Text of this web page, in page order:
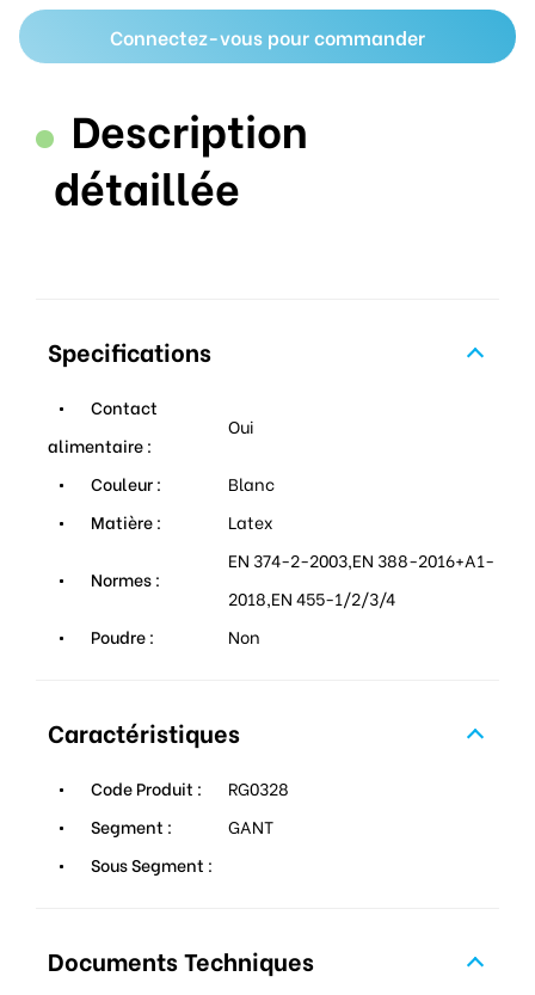
Connectez-vous pour commander
Description
détaillée
Specifications
Contact
alimentaire :
Oui
Couleur :
Blanc
Matière :
Latex
Normes :
EN 374-2-2003,EN 388-2016+A1-
2018,EN 455-1/2/3/4
Poudre :
Non
Caractéristiques
Code Produit :
RG0328
Segment :
GANT
Sous Segment :
Documents Techniques